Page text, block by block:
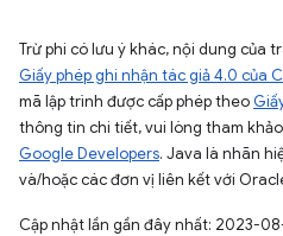
Trừ phi có lưu ý khác, nội dung của
Giấy phép ghi nhận tác giả 4.0 của
mã lập trình được cấp phép theo
thông tin chi tiết, vui lòng tham khảo
Google Developers. Java là nhãn
và/hoặc các đơn vị liên kết với
Cập nhật lần gần đây nhất: 2023-